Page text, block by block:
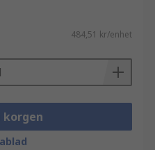
484,51 kr/enhet
korgen